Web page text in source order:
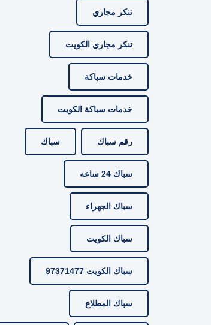
تنكر مجاري
تنكر مجاري الكويت
خدمات سباكة
خدمات سباكة الكويت
رقم سباك سباك
سباك 24 ساعه
سباك الجهراء
سباك الكويت
سباك الكويت 97371477
سباك المطلاع